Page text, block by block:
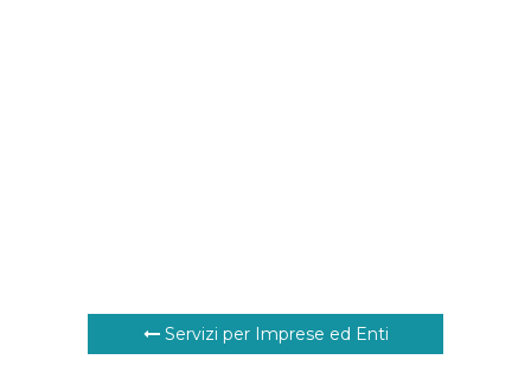
Servizi per Imprese ed Enti